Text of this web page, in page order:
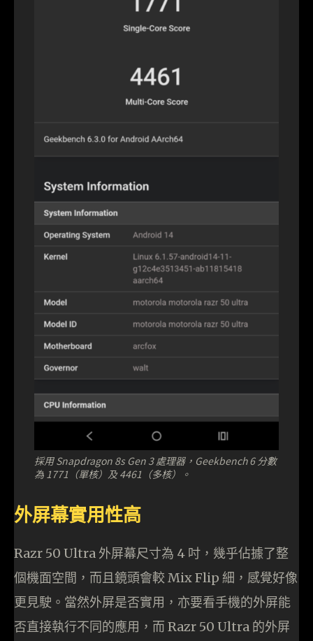
採用 Snapdragon 8s Gen 3 處理器，Geekbench 6 分數
為 1771（單核）及 4461（多核）。
外屏幕實用性高
Razr 50 Ultra 外屏幕尺寸為 4 吋，幾乎佔據了整
個機面空間，而且鏡頭會較 Mix Flip 細，感覺好像
更見駛。當然外屏是否實用，亦要看手機的外屏能
否直接執行不同的應用，而 Razr 50 Ultra 的外屏